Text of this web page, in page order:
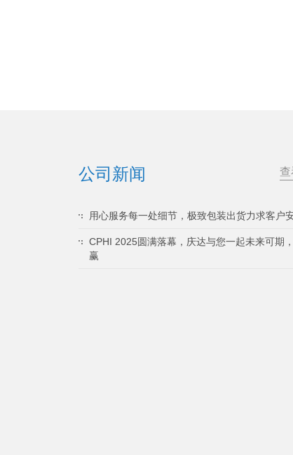
公司新闻
用心服务每一处细节，极致包装出货力求客户
CPHI 2025圆满落幕，庆达与您一起未来可期
赢